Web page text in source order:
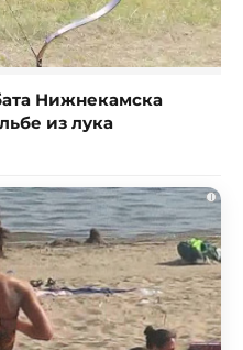
Нижнекамска
из лука
i